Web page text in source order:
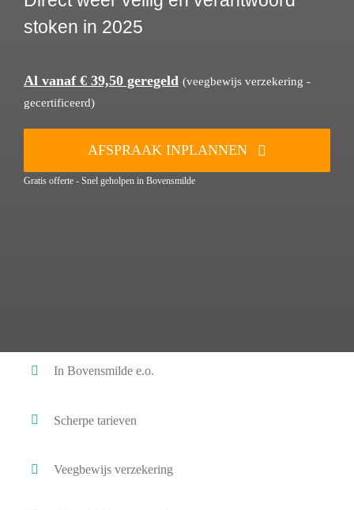
stoken in 2025
Al vanaf € 39,50 geregeld (veegbewijs verzekering -
gecertificeerd)
AFSPRAAK INPLANNEN
Gratis offerte - Snel geholpen in Bovensmilde
In Bovensmilde e.o.
Scherpe tarieven
Veegbewijs verzekering